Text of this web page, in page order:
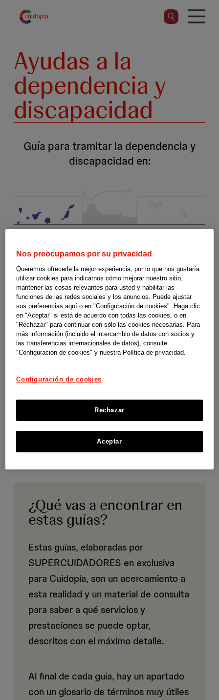
contenido
Ayudas a la
dependencia y
discapacidad
Guía para tramitar la dependencia y
discapacidad en:
Ayudas
a
la
dependencia
y
discapacidad
-
Canarias
¿Qué vas a encontrar en
estas guías?
Estas guías, elaboradas por
SUPERCUIDADORES en exclusiva
para Cuidopía, son un acercamiento a
esta realidad y un material de consulta
para saber a qué servicios y
prestaciones se puede optar,
descritos con el máximo detalle.
Al final de cada guía, hay un apartado
con un glosario de términos muy útiles
Ayudas a la dependencia en Canarias
Estas guías son un material de orientación y apoyo elaborado por
compañías de Johnson & Johnson en España. No somos responsables
de los contenidos, ni de las referencias que contiene, así como
ayudas por parte de las instituciones y organismos competentes.
Nos preocupamos por su privacidad
Queremos ofrecerle la mejor experiencia, por lo que nos gustaría
utilizar cookies para indicarnos cómo mejorar nuestro sitio,
mantener las cosas relevantes para usted y habilitar las
funciones de las redes sociales y los anuncios. Puede ajustar
sus preferencias aquí o en "Configuración de cookies". Haga clic
en "Aceptar" si está de acuerdo con todas las cookies, o en
"Rechazar" para continuar con sólo las cookies necesarias. Para
más información (incluido el intercambio de datos con socios y
las transferencias internacionales de datos), consulte
"Configuración de cookies" y nuestra Política de privacidad.
Configuración de cookies
Rechazar
Aceptar